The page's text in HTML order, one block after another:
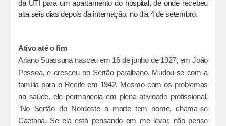
da UTI para um apartamento do hospital, de onde recebeu
alta seis dias depois da internação, no dia 4 de setembro.
Ativo até o fim
Ariano Suassuna nasceu em 16 de junho de 1927, em João
Pessoa, e cresceu no Sertão paraibano. Mudou-se com a
família para o Recife em 1942. Mesmo com os problemas
na saúde, ele permanecia em plena atividade profissional.
"No Sertão do Nordeste a morte tem nome, chama-se
Caetana. Se ela está pensando em me levar, não pense